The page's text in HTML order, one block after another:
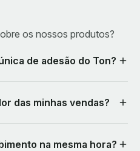
os nossos produtos?
de adesão do Ton?
das minhas vendas?
na mesma hora?